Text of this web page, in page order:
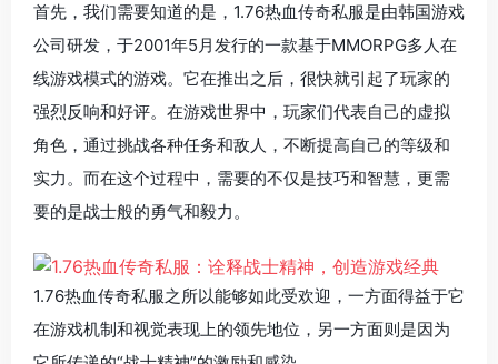
首先，我们需要知道的是，1.76热血传奇私服是由韩国游戏
公司研发，于2001年5月发行的一款基于MMORPG多人在
线游戏模式的游戏。它在推出之后，很快就引起了玩家的
强烈反响和好评。在游戏世界中，玩家们代表自己的虚拟
角色，通过挑战各种任务和敌人，不断提高自己的等级和
实力。而在这个过程中，需要的不仅是技巧和智慧，更需
要的是战士般的勇气和毅力。
1.76热血传奇私服之所以能够如此受欢迎，一方面得益于它
在游戏机制和视觉表现上的领先地位，另一方面则是因为